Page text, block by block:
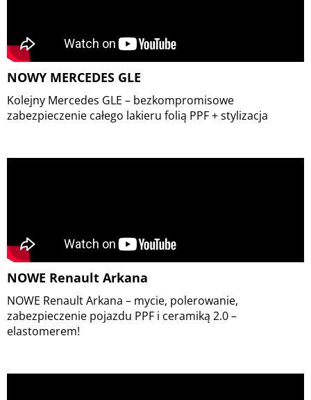
NOWY MERCEDES GLE
Kolejny Mercedes GLE – bezkompromisowe
zabezpieczenie całego lakieru folią PPF + stylizacja
NOWE Renault Arkana
NOWE Renault Arkana – mycie, polerowanie,
zabezpieczenie pojazdu PPF i ceramiką 2.0 –
elastomerem!